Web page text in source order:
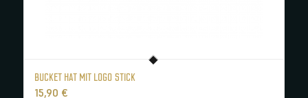
BUCKET HAT MIT LOGO STICK
15,90 €